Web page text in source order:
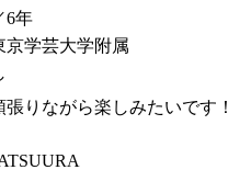
6年
京学芸大学附属
張りながら楽しみたいです！